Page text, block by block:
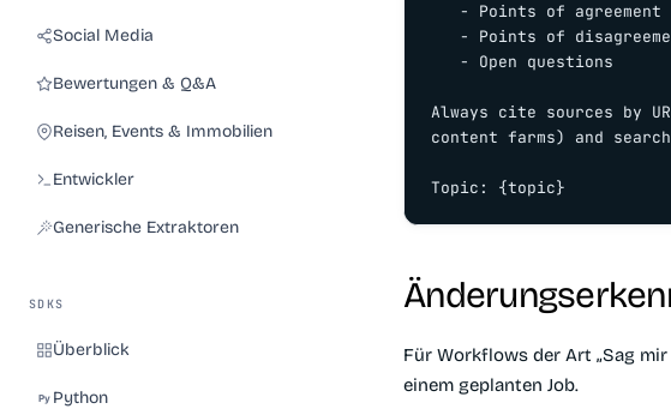
Social Media
Bewertungen & Q&A
Reisen, Events & Immobilien
Entwickler
Generische Extraktoren
SDKS
Überblick
Python
- Points of agreement
- Points of
   - Open questions
Always cite sources by
content farms) and
Topic: {topic}
Für Workflows der Art „Sag
einem geplanten Job.